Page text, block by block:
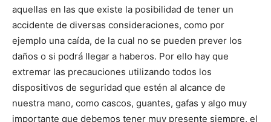
aquellas en las que existe la posibilidad de tener un
accidente de diversas consideraciones, como por
ejemplo una caída, de la cual no se pueden prever los
daños o si podrá llegar a haberos. Por ello hay que
extremar las precauciones utilizando todos los
dispositivos de seguridad que estén al alcance de
nuestra mano, como cascos, guantes, gafas y algo muy
importante que debemos tener muy presente siempre, el